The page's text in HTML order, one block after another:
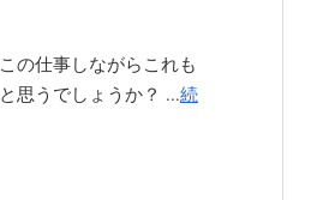
の仕事しながらこれも
思うでしょうか？ ...続